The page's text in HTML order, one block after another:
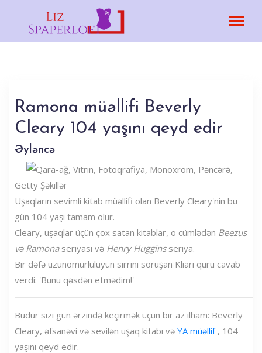
Ramona müəllifi Beverly
Cleary 104 yaşını qeyd edir
Əyləncə
Getty Şəkillər
Uşaqların sevimli kitab müəllifi olan Beverly Cleary'nin bu
gün 104 yaşı tamam olur.
Cleary, uşaqlar üçün çox satan kitablar, o cümlədən Beezus
və Ramonaseriyası və Henry Hugginsseriya.
Bir dəfə uzunömürlülüyün sirrini soruşan Kliari quru cavab
verdi: 'Bunu qəsdən etmədim!'
Budur sizi gün ərzində keçirmək üçün bir az ilham: Beverly
Cleary, əfsanəvi və sevilən uşaq kitabı və YA müəllif, 104
yaşını qeyd edir.